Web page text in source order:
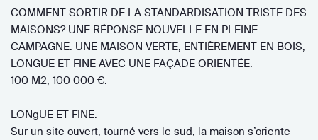
COMMENT SORTIR DE LA STANDARDISATION TRISTE DES
MAISONS? UNE RÉPONSE NOUVELLE EN PLEINE
CAMPAGNE. UNE MAISON VERTE, ENTIÈREMENT EN BOIS,
LONGUE ET FINE AVEC UNE FAÇADE ORIENTÉE.
100 M2, 100 000 €.
LONgUE ET FINE.
Sur un site ouvert, tourné vers le sud, la maison s’oriente